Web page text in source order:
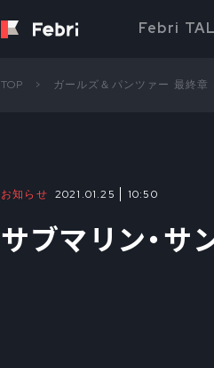
Febri
TOP ガールズ＆パンツァー 最終章
お知らせ 2021.01.25 10:50
サブマリン・サ